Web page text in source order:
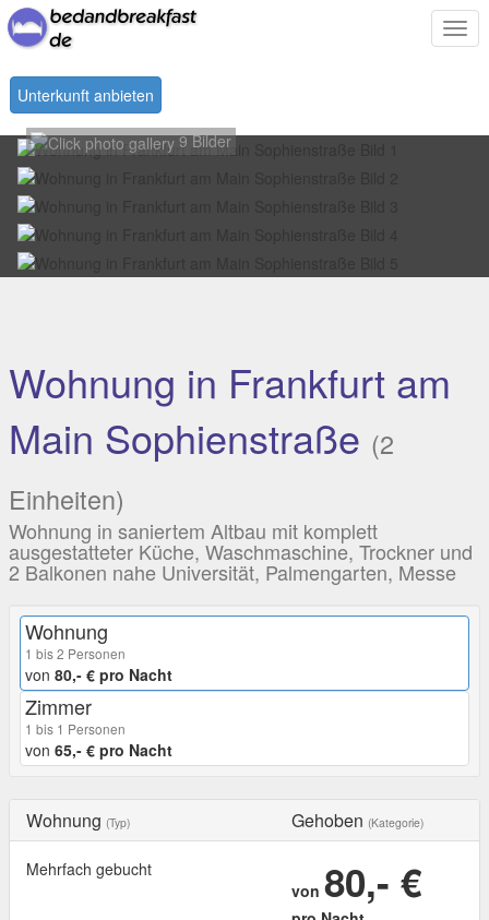
Unterkunft anbieten
9 Bilder
Wohnung in Frankfurt am
Main Sophienstraße (2
Einheiten)
Wohnung in saniertem Altbau mit komplett
ausgestatteter Küche, Waschmaschine, Trockner und
2 Balkonen nahe Universität, Palmengarten, Messe
Wohnung
1 bis 2 Personen
von 80,- € pro Nacht
Zimmer
1 bis 1 Personen
von 65,- € pro Nacht
Wohnung (Typ) Gehoben (Kategorie)
Mehrfach gebucht
von 80,- €